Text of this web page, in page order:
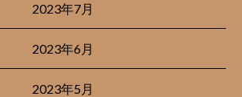
2023年7月
2023年6月
2023年5月